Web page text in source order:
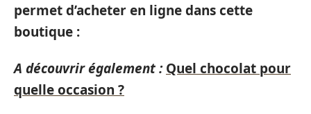
permet d’acheter en ligne dans cette
boutique :
A découvrir également : Quel chocolat pour
quelle occasion ?